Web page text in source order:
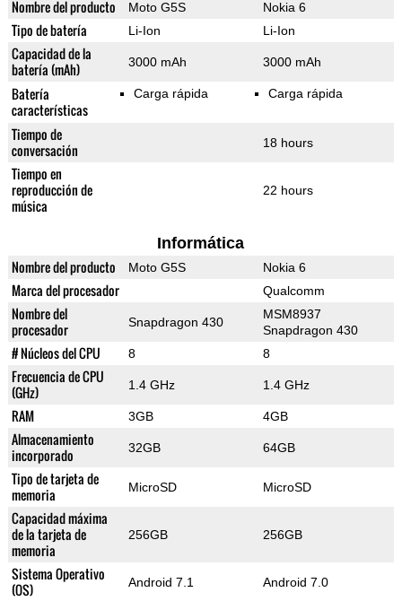
Nombre del producto Moto G5S Nokia 6
Tipo de batería Li-Ion Li-Ion
Capacidad de la
batería (mAh)
3000 mAh 3000 mAh
Batería
características
Carga rápida Carga rápida
Tiempo de
conversación
18 hours
Tiempo en
reproducción de
música
22 hours
Informática
Nombre del producto Moto G5S Nokia 6
Marca del procesador Qualcomm
Nombre del
procesador
Snapdragon 430
MSM8937
Snapdragon 430
# Núcleos del CPU 8 8
Frecuencia de CPU
(GHz)
1.4 GHz 1.4 GHz
RAM 3GB 4GB
Almacenamiento
incorporado
32GB 64GB
Tipo de tarjeta de
memoria
MicroSD MicroSD
Capacidad máxima
de la tarjeta de
memoria
256GB 256GB
Sistema Operativo
(OS)
Android 7.1 Android 7.0